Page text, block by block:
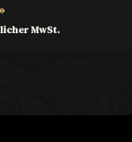
MwSt.